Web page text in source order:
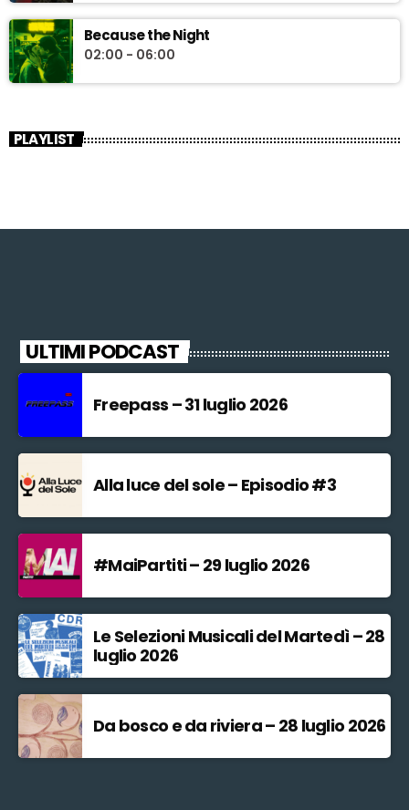
Because the Night
02:00 - 06:00
PLAYLIST
ULTIMI PODCAST
Freepass – 31 luglio 2026
Alla luce del sole – Episodio #3
#MaiPartiti – 29 luglio 2026
Le Selezioni Musicali del Martedì – 28
luglio 2026
Da bosco e da riviera – 28 luglio 2026